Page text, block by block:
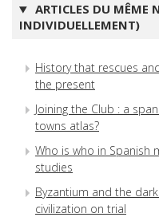
ARTICLES DU MÊME
INDIVIDUELLEMENT)
History that rescues
the present
Joining the Club : a
towns atlas?
Who is who in Spanish
studies
Byzantium and the
civilization on trial